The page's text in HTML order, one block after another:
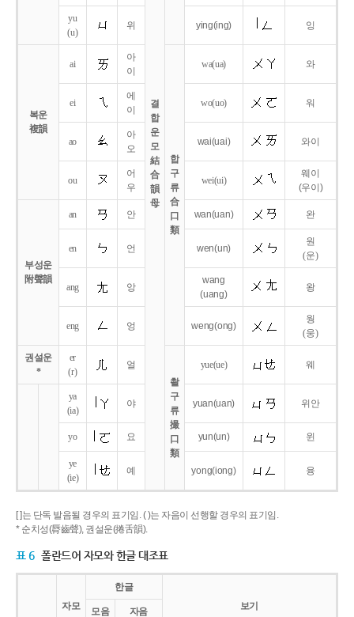
결
합
운
모
結
合
韻
母
yu
(u)
위 ying(ing) 잉
복운
複韻
ai
아
이
합
구
류
合
口
類
wa(ua) 와
ei
에
이
wo(uo) 워
ao
아
오
wai(uai) 와이
ou
어
우
wei(ui)
웨이
(우이)
부성운
附聲韻
an 안 wan(uan) 완
en 언 wen(un)
원
(운)
ang 앙
wang
(uang)
왕
eng 엉 weng(ong)
웡
(웅)
권설운
*
er
(r)
얼
촬
구
류
撮
口
類
yue(ue) 웨
ya
(ia)
야 yuan(uan) 위안
yo 요 yun(un) 윈
ye
(ie)
예 yong(iong) 융
[ ]는 단독 발음될 경우의 표기임. ( )는 자음이 선행할 경우의 표기임.
* 순치성(脣齒聲), 권설운(捲舌韻).
표 6 폴란드어 자모와 한글 대조표
자모
한글
보기
모음
자음